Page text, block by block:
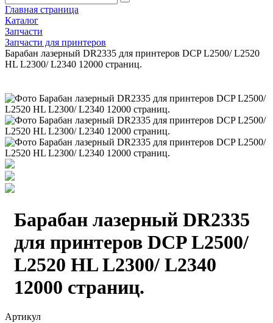
Главная страница
Каталог
Запчасти
Запчасти для принтеров
Барабан лазерный DR2335 для принтеров DCP L2500/ L2520
HL L2300/ L2340 12000 страниц.
Барабан лазерный DR2335
для принтеров DCP L2500/
L2520 HL L2300/ L2340
12000 страниц.
Артикул